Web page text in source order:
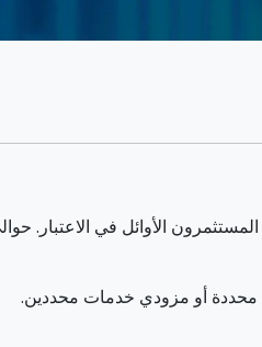
محددة أو مزودي خدمات محددين.